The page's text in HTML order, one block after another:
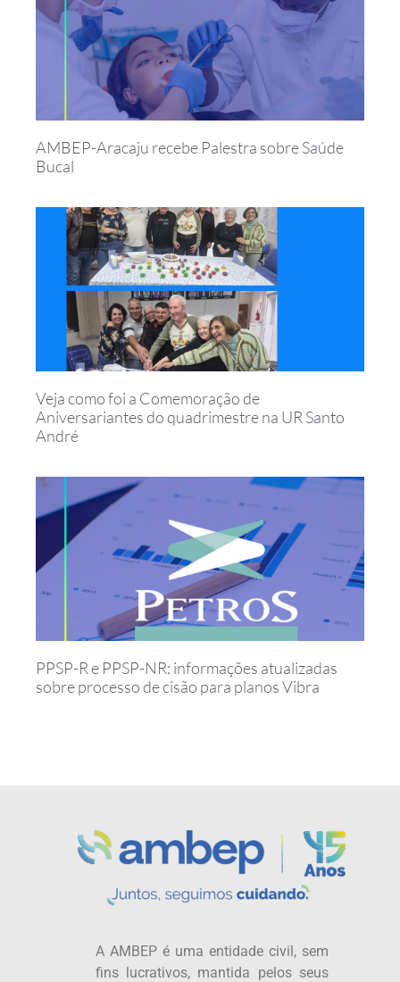
AMBEP-Aracaju recebe Palestra sobre Saúde
Bucal
Veja como foi a Comemoração de
Aniversariantes do quadrimestre na UR Santo
André
PPSP-R e PPSP-NR: informações atualizadas
sobre processo de cisão para planos Vibra
A AMBEP é uma entidade civil, sem
fins lucrativos, mantida pelos seus